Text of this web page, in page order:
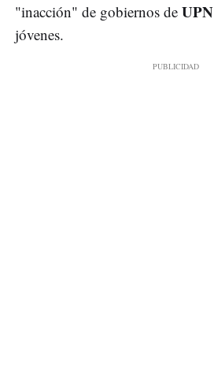
"inacción" de gobiernos de UPN
jóvenes.